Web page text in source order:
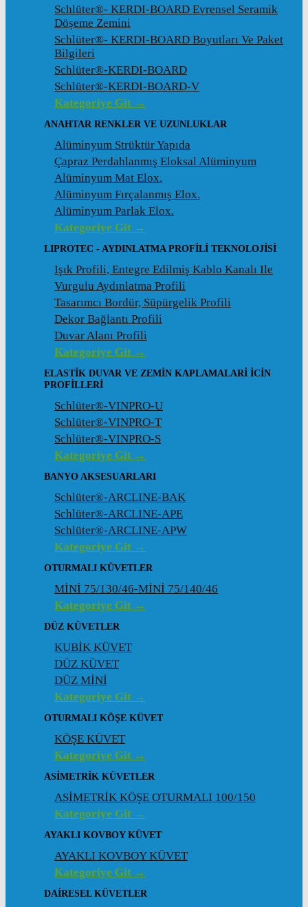
Schlüter®- KERDI-BOARD Evrensel Seramik
Döșeme Zemini
Schlüter®- KERDI-BOARD Boyutları Ve Paket
Bilgileri
Schlüter®-KERDI-BOARD
Schlüter®-KERDI-BOARD-V
Kategoriye Git →
ANAHTAR RENKLER VE UZUNLUKLAR
Alüminyum Strüktür Yapıda
Çapraz Perdahlanmış Eloksal Alüminyum
Alüminyum Mat Elox.
Alüminyum Fırçalanmış Elox.
Alüminyum Parlak Elox.
Kategoriye Git →
LIPROTEC - AYDINLATMA PROFILI TEKNOLOJISI
Işık Profili, Entegre Edilmiş Kablo Kanalı Ile
Vurgulu Aydınlatma Profili
Tasarımcı Bordür, Süpürgelik Profili
Dekor Bağlantı Profili
Duvar Alanı Profili
Kategoriye Git →
ELASTIK DUVAR VE ZEMIN KAPLAMALARI İCIN
PROFILLERI
Schlüter®-VINPRO-U
Schlüter®-VINPRO-T
Schlüter®-VINPRO-S
Kategoriye Git →
BANYO AKSESUARLARI
Schlüter®-ARCLINE-BAK
Schlüter®-ARCLINE-APE
Schlüter®-ARCLINE-APW
Kategoriye Git →
OTURMALI KÜVETLER
MİNİ 75/130/46-MİNİ 75/140/46
Kategoriye Git →
DÜZ KÜVETLER
KUBİK KÜVET
DÜZ KÜVET
DÜZ MİNİ
Kategoriye Git →
OTURMALI KÖŞE KÜVET
KÖŞE KÜVET
Kategoriye Git →
ASIMETRIK KÜVETLER
ASİMETRİK KÖŞE OTURMALI 100/150
Kategoriye Git →
AYAKLI KOVBOY KÜVET
AYAKLI KOVBOY KÜVET
Kategoriye Git →
DAIRESEL KÜVETLER